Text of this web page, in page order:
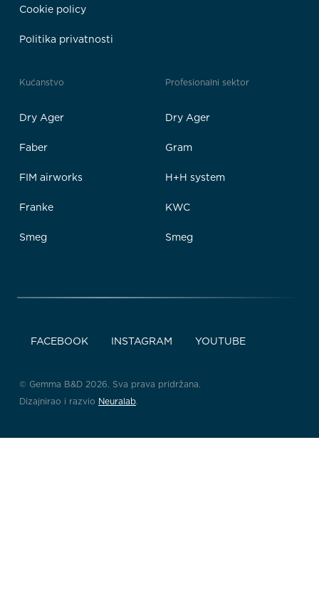
Cookie policy
Politika privatnosti
Kućanstvo
Dry Ager
Faber
FIM airworks
Franke
Smeg
Profesionalni sektor
Dry Ager
Gram
H+H system
KWC
Smeg
FACEBOOK INSTAGRAM YOUTUBE
© Gemma B&D 2026. Sva prava pridržana.
Dizajnirao i razvio Neuralab.